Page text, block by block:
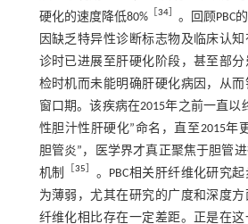
硬化的速度降低80% ［34］ 。回顾PBC
因缺乏特异性诊断标志物及临床认
诊时已进展至肝硬化阶段，甚至部
检时机而未能明确肝硬化病因，从
窗口期。该疾病在2015年之前一直以
性胆汁性肝硬化”命名，直至2015年
胆管炎”，医学界才真正聚焦于胆管
机制
［35］ 。PBC相关肝纤维化研究
为薄弱，尤其在研究的广度和深度
纤维化相比存在一定差距。正是在